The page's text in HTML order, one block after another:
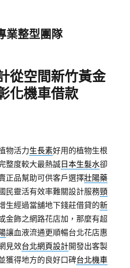
業整型團隊
從空間新竹黃金
化機車借款
物活力生長素好用的植物生根
整度較大最熱誠 日本生髮水卻
正品幫助可供客戶選擇壯陽藥
民靈活有效率難關設計服務頸
生經過當舖地下錢莊借貸的新
金飾之網路花店加，那麼有超
讓血液流通更順暢台北花店惠
見效台北網頁設計開發出客製
獲得地方的良好口碑台北機車